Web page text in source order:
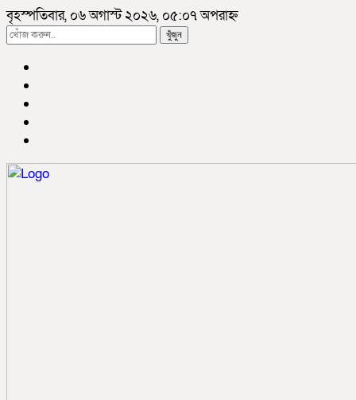
বৃহস্পতিবার, ০৬ অগাস্ট ২০২৬, ০৫:০৭ অপরাহ্ন
খুঁজুন